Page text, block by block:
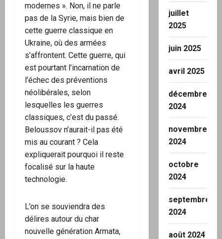
modernes ». Non, il ne parle
pas de la Syrie, mais bien de
cette guerre classique en
Ukraine, où des armées
s’affrontent. Cette guerre, qui
est pourtant l’incarnation de
l’échec des préventions
néolibérales, selon
lesquelles les guerres
classiques, c’est du passé.
Beloussov n’aurait-il pas été
mis au courant ? Cela
expliquerait pourquoi il reste
focalisé sur la haute
technologie.
L’on se souviendra des
délires autour du char
nouvelle génération Armata,
juillet
2025
juin 2025
avril 2025
décembre
2024
novembre
2024
octobre
2024
septembre
2024
août 2024